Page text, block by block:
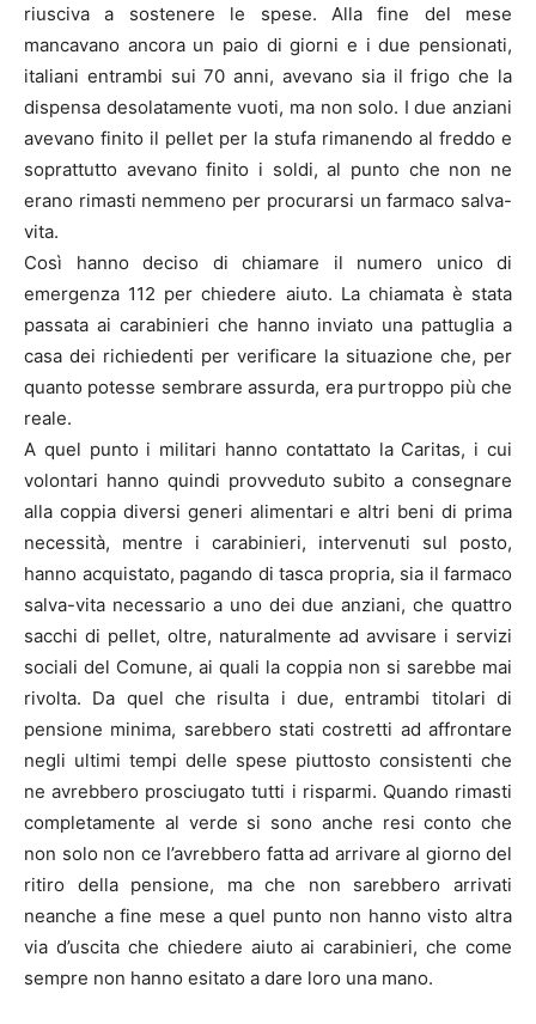
riusciva a sostenere le spese. Alla fine del mese
mancavano ancora un paio di giorni e i due pensionati,
italiani entrambi sui 70 anni, avevano sia il frigo che la
dispensa desolatamente vuoti, ma non solo. I due anziani
avevano finito il pellet per la stufa rimanendo al freddo e
soprattutto avevano finito i soldi, al punto che non ne
erano rimasti nemmeno per procurarsi un farmaco salva-
vita.
Così hanno deciso di chiamare il numero unico di
emergenza 112 per chiedere aiuto. La chiamata è stata
passata ai carabinieri che hanno inviato una pattuglia a
casa dei richiedenti per verificare la situazione che, per
quanto potesse sembrare assurda, era purtroppo più che
reale.
A quel punto i militari hanno contattato la Caritas, i cui
volontari hanno quindi provveduto subito a consegnare
alla coppia diversi generi alimentari e altri beni di prima
necessità, mentre i carabinieri, intervenuti sul posto,
hanno acquistato, pagando di tasca propria, sia il farmaco
salva-vita necessario a uno dei due anziani, che quattro
sacchi di pellet, oltre, naturalmente ad avvisare i servizi
sociali del Comune, ai quali la coppia non si sarebbe mai
rivolta. Da quel che risulta i due, entrambi titolari di
pensione minima, sarebbero stati costretti ad affrontare
negli ultimi tempi delle spese piuttosto consistenti che
ne avrebbero prosciugato tutti i risparmi. Quando rimasti
completamente al verde si sono anche resi conto che
non solo non ce l’avrebbero fatta ad arrivare al giorno del
ritiro della pensione, ma che non sarebbero arrivati
neanche a fine mese a quel punto non hanno visto altra
via d’uscita che chiedere aiuto ai carabinieri, che come
sempre non hanno esitato a dare loro una mano.